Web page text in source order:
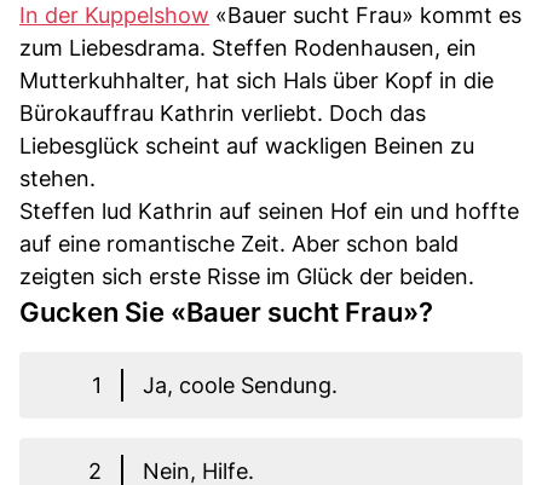
In der Kuppelshow «Bauer sucht Frau» kommt es
zum Liebesdrama. Steffen Rodenhausen, ein
Mutterkuhhalter, hat sich Hals über Kopf in die
Bürokauffrau Kathrin verliebt. Doch das
Liebesglück scheint auf wackligen Beinen zu
stehen.
Steffen lud Kathrin auf seinen Hof ein und hoffte
auf eine romantische Zeit. Aber schon bald
zeigten sich erste Risse im Glück der beiden.
Gucken Sie «Bauer sucht Frau»?
1 Ja, coole Sendung.
2 Nein, Hilfe.